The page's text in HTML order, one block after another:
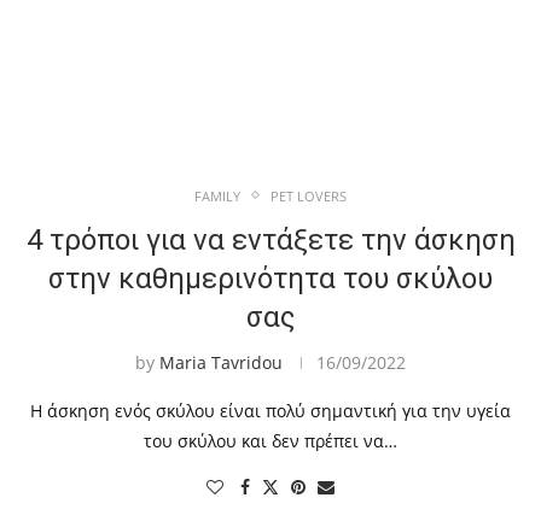
FAMILY PET LOVERS
4 τρόποι για να εντάξετε την άσκηση
στην καθημερινότητα του σκύλου
σας
by Maria Tavridou 16/09/2022
Η άσκηση ενός σκύλου είναι πολύ σημαντική για την υγεία
του σκύλου και δεν πρέπει να…